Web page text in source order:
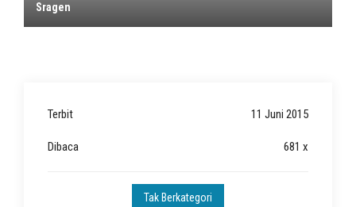
Sragen
Terbit 11 Juni 2015
Dibaca 681 x
Tak Berkategori